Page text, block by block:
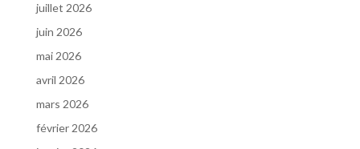
juillet 2026
juin 2026
mai 2026
avril 2026
mars 2026
février 2026